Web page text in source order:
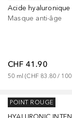
Masque anti-âge
CHF 41.90
50 ml (CHF 83.80 / 100
ARTDECO
POINT ROUGE